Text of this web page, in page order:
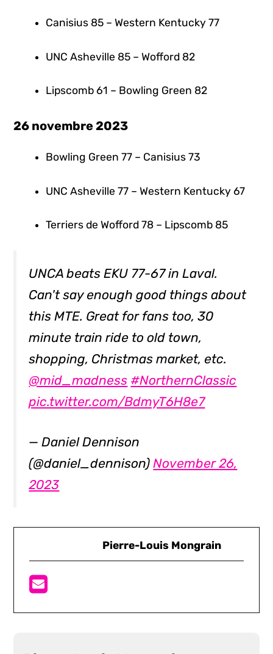
Canisius 85 – Western Kentucky 77
UNC Asheville 85 – Wofford 82
Lipscomb 61 – Bowling Green 82
26 novembre 2023
Bowling Green 77 – Canisius 73
UNC Asheville 77 – Western Kentucky 67
Terriers de Wofford 78 – Lipscomb 85
UNCA beats EKU 77-67 in Laval.
Can't say enough good things about
this MTE. Great for fans too, 30
minute train ride to old town,
shopping, Christmas market, etc.
@mid_madness #NorthernClassic
pic.twitter.com/BdmyT6H8e7
— Daniel Dennison
(@daniel_dennison)November 26,
2023
Pierre-Louis Mongrain